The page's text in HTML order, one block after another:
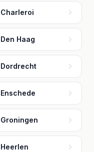
Charleroi
Den Haag
Dordrecht
Enschede
Groningen
Heerlen